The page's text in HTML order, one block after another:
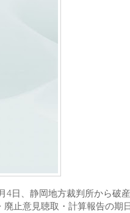
4日、静岡地方裁判所から破産
止意見聴取・計算報告の期